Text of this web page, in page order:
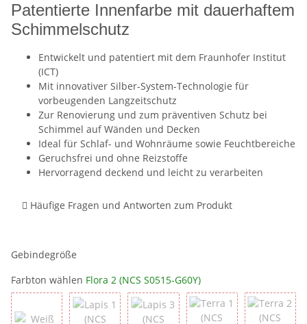
Patentierte Innenfarbe mit dauerhaftem
Schimmelschutz
Entwickelt und patentiert mit dem Fraunhofer Institut
(ICT)
Mit innovativer Silber-System-Technologie für
vorbeugenden Langzeitschutz
Zur Renovierung und zum präventiven Schutz bei
Schimmel auf Wänden und Decken
Ideal für Schlaf- und Wohnräume sowie Feuchtbereiche
Geruchsfrei und ohne Reizstoffe
Hervorragend deckend und leicht zu verarbeiten
Häufige Fragen und Antworten zum Produkt
Gebindegröße
Farbton wählen Flora 2 (NCS S0515-G60Y)